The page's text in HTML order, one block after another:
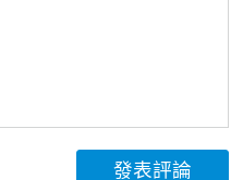
發表評論